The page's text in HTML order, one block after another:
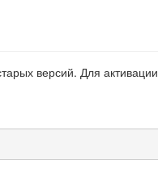
версий. Для